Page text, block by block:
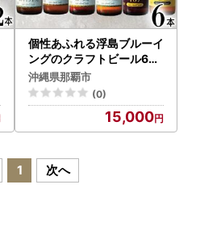
個性あふれる浮島ブルーイ
ングのクラフトビール6本
セット｜クラフトビール
ビール お酒 沖縄 那覇
沖縄県那覇市
(0)
15,000
1 次へ